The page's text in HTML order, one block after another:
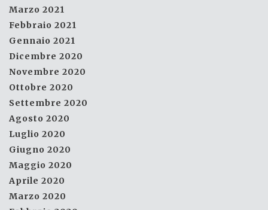
Marzo 2021
Febbraio 2021
Gennaio 2021
Dicembre 2020
Novembre 2020
Ottobre 2020
Settembre 2020
Agosto 2020
Luglio 2020
Giugno 2020
Maggio 2020
Aprile 2020
Marzo 2020